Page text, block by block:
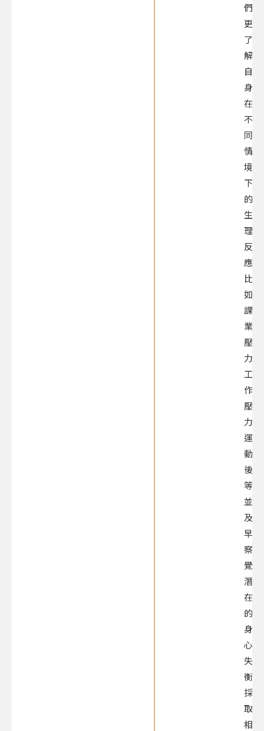
們
更
了
解
自
身
在
不
同
情
境
下
的
生
理
反
應，
比
如
課
業
壓
力、
工
作
壓
力、
運
動
後
等，
並
及
早
察
覺
潛
在
的
身
心
失
衡，
採
取
相